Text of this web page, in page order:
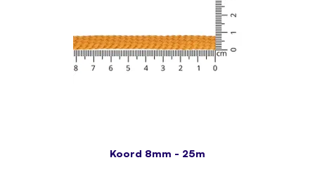
Koord 8mm - 25m